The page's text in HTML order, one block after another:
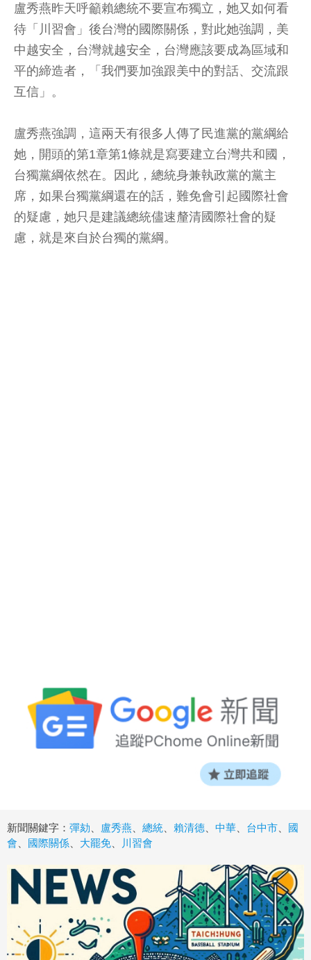
盧秀燕昨天呼籲賴總統不要宣布獨立，她又如何看
待「川習會」後台灣的國際關係，對此她強調，美
中越安全，台灣就越安全，台灣應該要成為區域和
平的締造者，「我們要加強跟美中的對話、交流跟
互信」。
盧秀燕強調，這兩天有很多人傳了民進黨的黨綱給
她，開頭的第1章第1條就是寫要建立台灣共和國，
台獨黨綱依然在。因此，總統身兼執政黨的黨主
席，如果台獨黨綱還在的話，難免會引起國際社會
的疑慮，她只是建議總統儘速釐清國際社會的疑
慮，就是來自於台獨的黨綱。
新聞關鍵字： 彈劾 盧秀燕 總統 賴清德 中華 台中市
國
會
國際關係 大罷免 川習會